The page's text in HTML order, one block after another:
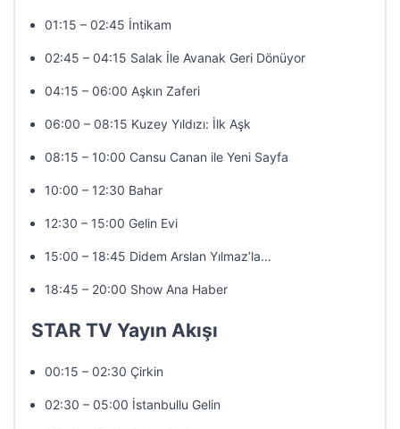
01:15 – 02:45 İntikam
02:45 – 04:15 Salak İle Avanak Geri Dönüyor
04:15 – 06:00 Aşkın Zaferi
06:00 – 08:15 Kuzey Yıldızı: İlk Aşk
08:15 – 10:00 Cansu Canan ile Yeni Sayfa
10:00 – 12:30 Bahar
12:30 – 15:00 Gelin Evi
15:00 – 18:45 Didem Arslan Yılmaz’la…
18:45 – 20:00 Show Ana Haber
STAR TV Yayın Akışı
00:15 – 02:30 Çirkin
02:30 – 05:00 İstanbullu Gelin